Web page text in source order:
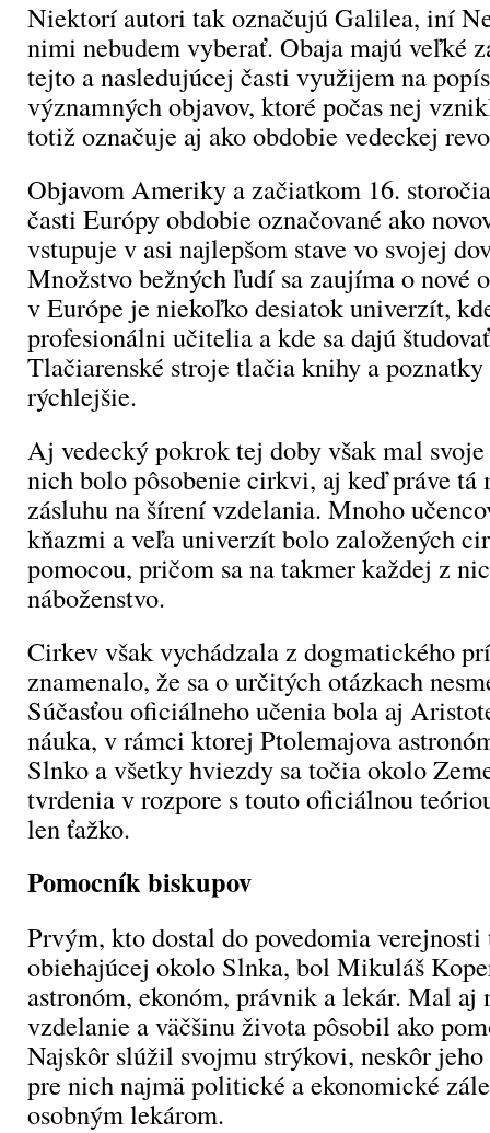
Niektorí autori tak označujú Galilea, iní
nimi nebudem vyberať. Obaja majú veľké
tejto a nasledujúcej časti využijem na
významných objavov, ktoré počas nej
totiž označuje aj ako obdobie vedeckej
Objavom Ameriky a začiatkom 16.
časti Európy obdobie označované ako
vstupuje v asi najlepšom stave vo svojej
Množstvo bežných ľudí sa zaujíma o nové
v Európe je niekoľko desiatok univerzít,
profesionálni učitelia a kde sa dajú
Tlačiarenské stroje tlačia knihy a
rýchlejšie.
Aj vedecký pokrok tej doby však mal
nich bolo pôsobenie cirkvi, aj keď práve tá
zásluhu na šírení vzdelania. Mnoho
kňazmi a veľa univerzít bolo založených
pomocou, pričom sa na takmer každej z
náboženstvo.
Cirkev však vychádzala z dogmatického
znamenalo, že sa o určitých otázkach
Súčasťou oficiálneho učenia bola aj
náuka, v rámci ktorej Ptolemajova
Slnko a všetky hviezdy sa točia okolo
tvrdenia v rozpore s touto oficiálnou
len ťažko.
Pomocník biskupov
Prvým, kto dostal do povedomia
obiehajúcej okolo Slnka, bol Mikuláš
astronóm, ekonóm, právnik a lekár. Mal aj
vzdelanie a väčšinu života pôsobil ako
Najskôr slúžil svojmu strýkovi, neskôr
pre nich najmä politické a ekonomické
osobným lekárom.